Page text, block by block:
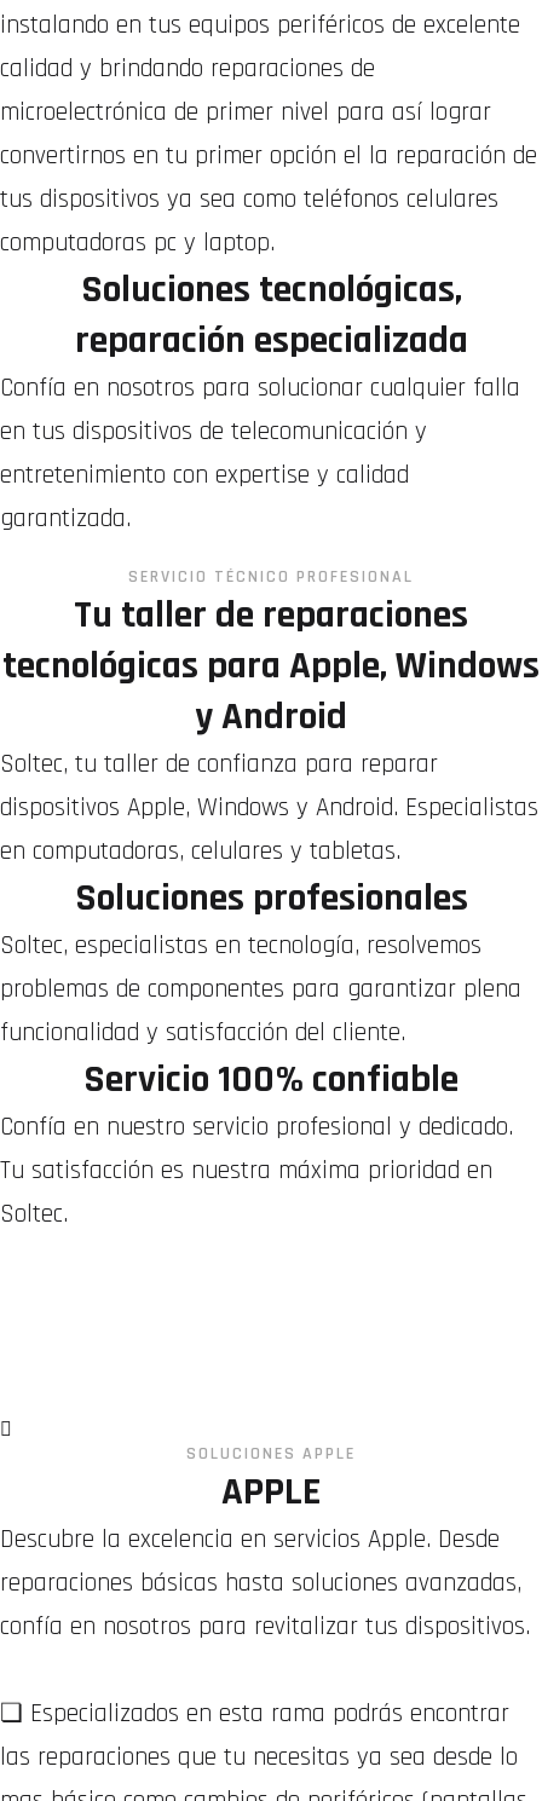
instalando en tus equipos periféricos de excelente
calidad y brindando reparaciones de
microelectrónica de primer nivel para así lograr
convertirnos en tu primer opción el la reparación de
tus dispositivos ya sea como teléfonos celulares
computadoras pc y laptop.
Soluciones tecnológicas,
reparación especializada
Confía en nosotros para solucionar cualquier falla
en tus dispositivos de telecomunicación y
entretenimiento con expertise y calidad
garantizada.
SERVICIO TÉCNICO PROFESIONAL
Tu taller de reparaciones
tecnológicas para Apple, Windows
y Android
Soltec, tu taller de confianza para reparar
dispositivos Apple, Windows y Android. Especialistas
en computadoras, celulares y tabletas.
Soluciones profesionales
Soltec, especialistas en tecnología, resolvemos
problemas de componentes para garantizar plena
funcionalidad y satisfacción del cliente.
Servicio 100% confiable
Confía en nuestro servicio profesional y dedicado.
Tu satisfacción es nuestra máxima prioridad en
Soltec.
SOLUCIONES APPLE
APPLE
Descubre la excelencia en servicios Apple. Desde
reparaciones básicas hasta soluciones avanzadas,
confía en nosotros para revitalizar tus dispositivos.
❏ Especializados en esta rama podrás encontrar
las reparaciones que tu necesitas ya sea desde lo